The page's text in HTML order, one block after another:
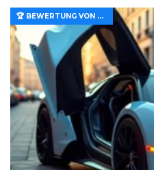
🏆 BEWERTUNG VON MERKMALEN UND WERT